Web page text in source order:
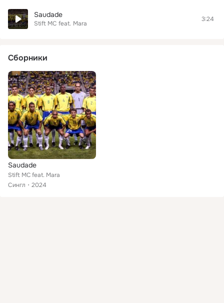
Saudade
Stift MC feat. Mara
3:24
Сборники
Saudade
Stift MC feat. Mara
Сингл
2024